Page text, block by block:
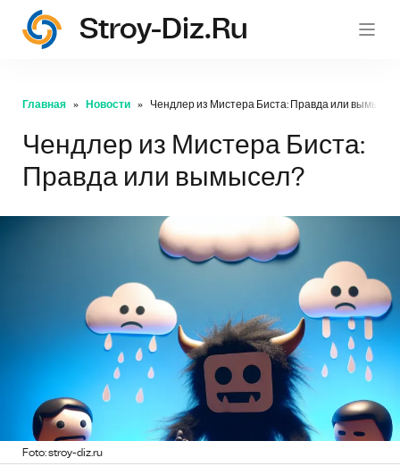
Stroy-Diz.ru
Главная Новости Чендлер из Мистера Биста: Правда или
Чендлер из Мистера Биста:
Правда или вымысел?
Foto: stroy-diz.ru